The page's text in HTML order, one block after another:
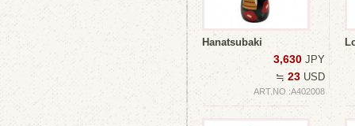
Hanatsubaki
3,630 JPY
≒ 23 USD
ART.NO :A402008